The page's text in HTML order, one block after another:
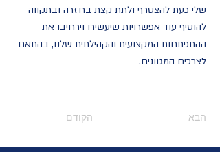
שלי כעת להצטרף ולתת קצת בחזרה ובתקווה
להוסיף עוד אפשרויות שיעשירו וירחיבו את
ההתפתחות המקצועית והקהילתית שלנו, בהתאם
לצרכים המגוונים.
הבא הקודם